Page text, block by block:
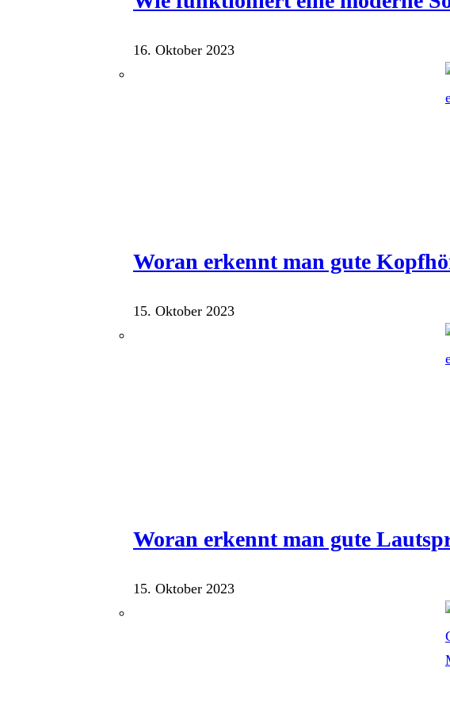
16. Oktober 2023
Woran erkennt man gute
15. Oktober 2023
Woran erkennt man gute
15. Oktober 2023